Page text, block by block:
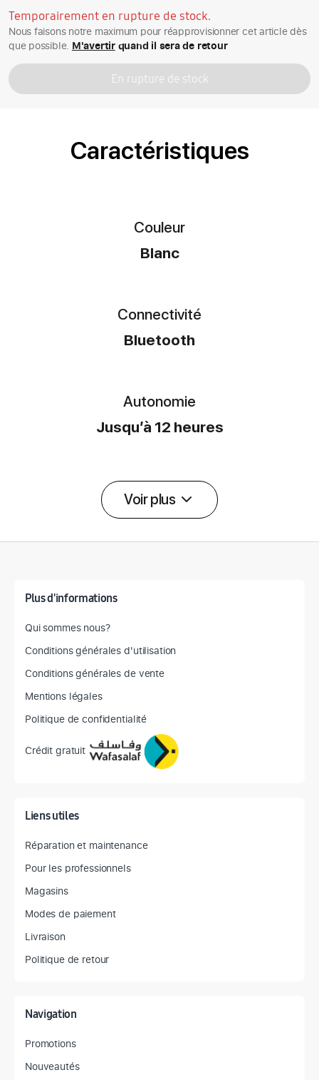
Temporairement en rupture de stock.
Nous faisons notre maximum pour réapprovisionner cet article dès
que possible. M'avertirquand il sera de retour
En rupture de stock
Caractéristiques
Couleur
Blanc
Connectivité
Bluetooth
Autonomie
Jusqu’à 12 heures
Voir plus
Plus d'informations
Qui sommes nous?
Conditions générales d'utilisation
Conditions générales de vente
Mentions légales
Politique de confidentialité
Crédit gratuit
Liens utiles
Réparation et maintenance
Pour les professionnels
Magasins
Modes de paiement
Livraison
Politique de retour
Navigation
Promotions
Nouveautés